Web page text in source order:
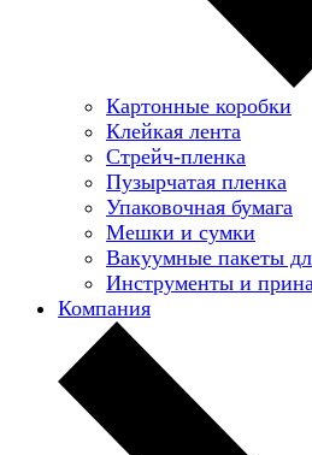
Картонные коробки
Клейкая лента
Стрейч-пленка
Пузырчатая пленка
Упаковочная бумага
Мешки и сумки
Вакуумные пакеты
Инструменты и
Компания